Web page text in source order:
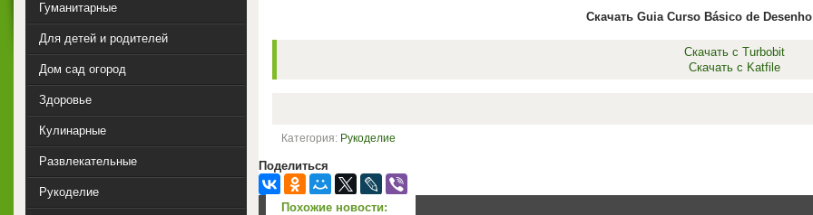
Скачать Guia Curso Básico de
Скачать с Turbobit
Скачать с Katfile
Категория: Рукоделие
Поделиться
Похожие новости:
Гуманитарные
Для детей и родителей
Дом сад огород
Здоровье
Кулинарные
Развлекательные
Рукоделие